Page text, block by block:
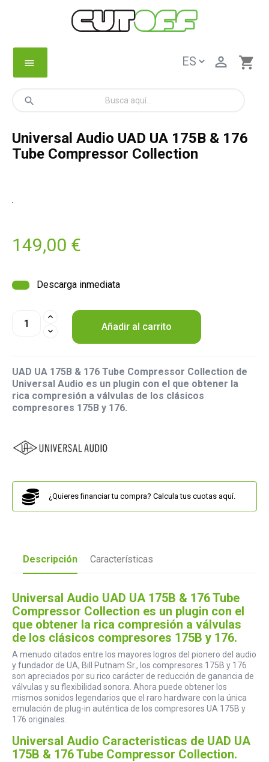
menu shopping_cart

search
Universal Audio UAD UA 175B & 176
Tube Compressor Collection
149,00 €
Descarga inmediata
Añadir al carrito
UAD UA 175B & 176 Tube Compressor Collection de
Universal Audio es un plugin con el que obtener la
rica compresión a válvulas de los clásicos
compresores 175B y 176.
¿Quieres financiar tu compra? Calcula tus cuotas aquí.
Descripción Características
Universal Audio UAD UA 175B & 176 Tube
Compressor Collection es un plugin con el
que obtener la rica compresión a válvulas
de los clásicos compresores 175B y 176.
A menudo citados entre los mayores logros del pionero del audio
y fundador de UA, Bill Putnam Sr., los compresores 175B y 176
son apreciados por su rico carácter de reducción de ganancia de
válvulas y su flexibilidad sonora. Ahora puede obtener los
mismos sonidos legendarios que el raro hardware con la única
emulación de plug-in auténtica de los compresores UA 175B y
176 originales.
Universal Audio Caracteristicas de UAD UA
175B & 176 Tube Compressor Collection.